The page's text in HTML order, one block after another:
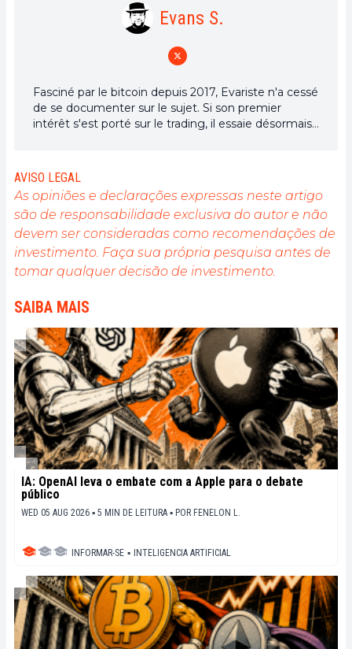
Evans S.
Fasciné par le bitcoin depuis 2017, Evariste n'a cessé
de se documenter sur le sujet. Si son premier
intérêt s'est porté sur le trading, il essaie désormais
rédacteur, il aspire à fournir en permanence un
travail de haute qualité qui reflète l'état du secteur
dans son ensemble.
AVISO LEGAL
As opiniões e declarações expressas neste artigo
são de responsabilidade exclusiva do autor e não
devem ser consideradas como recomendações de
investimento. Faça sua própria pesquisa antes de
tomar qualquer decisão de investimento.
SAIBA MAIS
IA: OpenAI leva o embate com a Apple para o debate
público
WED 05 AUG 2026 ▪ 5 MIN DE LEITURA ▪ POR FENELON L.
INFORMAR-SE ▪ INTELIGENCIA ARTIFICIAL